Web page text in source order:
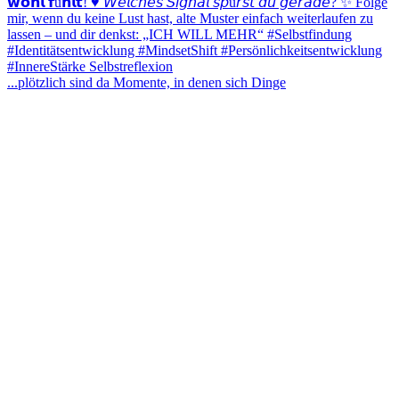
...plötzlich sind da Momente, in denen sich Dinge